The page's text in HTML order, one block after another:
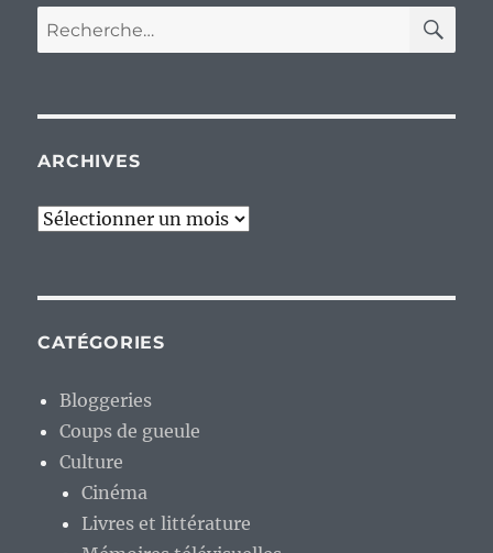
Recherche
pour :
ARCHIVES
Archives
CATÉGORIES
Bloggeries
Coups de gueule
Culture
Cinéma
Livres et littérature